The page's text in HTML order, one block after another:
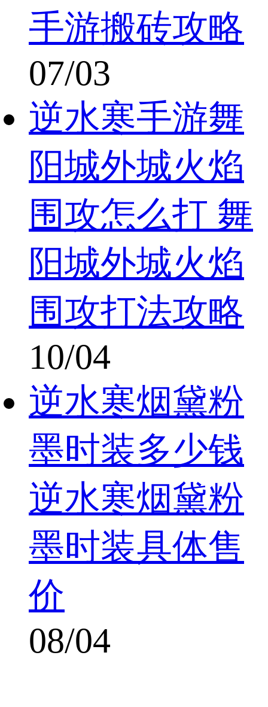
手游搬砖攻略
07/03
逆水寒手游舞
阳城外城火焰
围攻怎么打 舞
阳城外城火焰
围攻打法攻略
10/04
逆水寒烟黛粉
墨时装多少钱
逆水寒烟黛粉
墨时装具体售
价
08/04